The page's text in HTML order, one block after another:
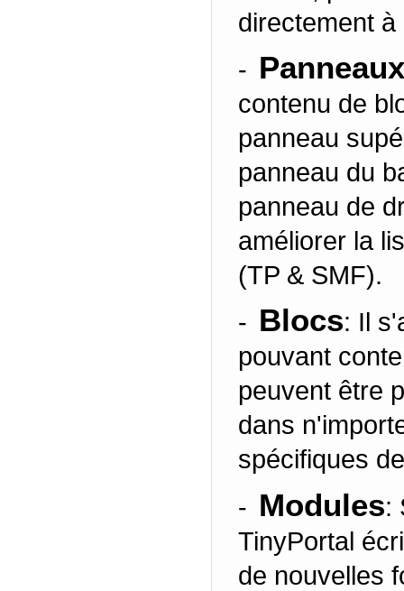
directement
- Panneaux
contenu de
panneau
panneau du
panneau de
améliorer la
(TP & SMF).
- Blocs: Il
pouvant
peuvent être
dans
spécifiques
- Modules:
TinyPortal
de nouvelles